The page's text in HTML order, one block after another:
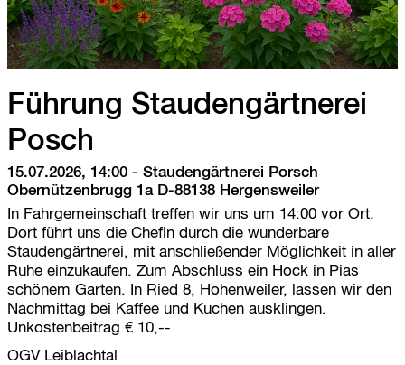
Führung Staudengärtnerei
Posch
15.07.2026, 14:00 - Staudengärtnerei Porsch
Obernützenbrugg 1a D-88138 Hergensweiler
In Fahrgemeinschaft treffen wir uns um 14:00 vor Ort.
Dort führt uns die Chefin durch die wunderbare
Staudengärtnerei, mit anschließender Möglichkeit in aller
Ruhe einzukaufen. Zum Abschluss ein Hock in Pias
schönem Garten. In Ried 8, Hohenweiler, lassen wir den
Nachmittag bei Kaffee und Kuchen ausklingen.
Unkostenbeitrag € 10,--
OGV Leiblachtal